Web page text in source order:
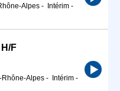
Alpes - Intérim -
F
Rhône-Alpes - Intérim -